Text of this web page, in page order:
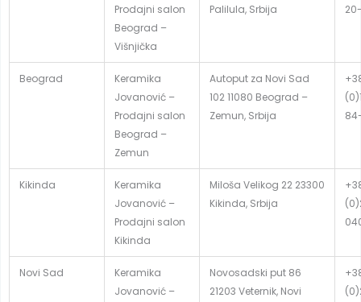
Prodajni salon
Beograd –
Višnjička
Palilula, Srbija
Beograd
Keramika
Jovanović –
Prodajni salon
Beograd –
Zemun
Autoput za Novi Sad
102 11080 Beograd –
Zemun, Srbija
Kikinda
Keramika
Jovanović –
Prodajni salon
Kikinda
Miloša Velikog 22 23300
Kikinda, Srbija
Novi Sad
Keramika
Jovanović –
Novosadski put 86
21203 Veternik, Novi